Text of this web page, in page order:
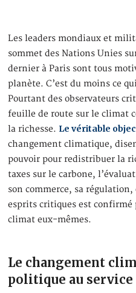
Les leaders mondiaux et
sommet des Nations Unies
dernier à Paris sont tous
planète. C’est du moins ce
Pourtant des observateurs
feuille de route sur le climat
la richesse. Le véritable
changement climatique,
pouvoir pour redistribuer la
taxes sur le carbone,
son commerce, sa régulation,
esprits critiques est confirmé
climat eux-mêmes.
Le changement
politique au